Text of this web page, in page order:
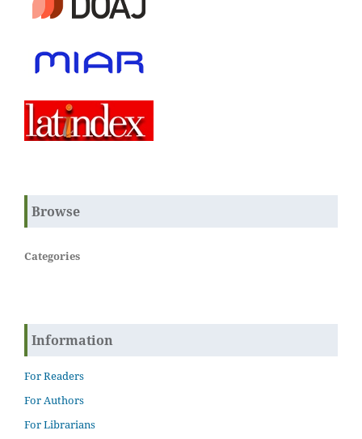
Browse
Categories
Information
For Readers
For Authors
For Librarians